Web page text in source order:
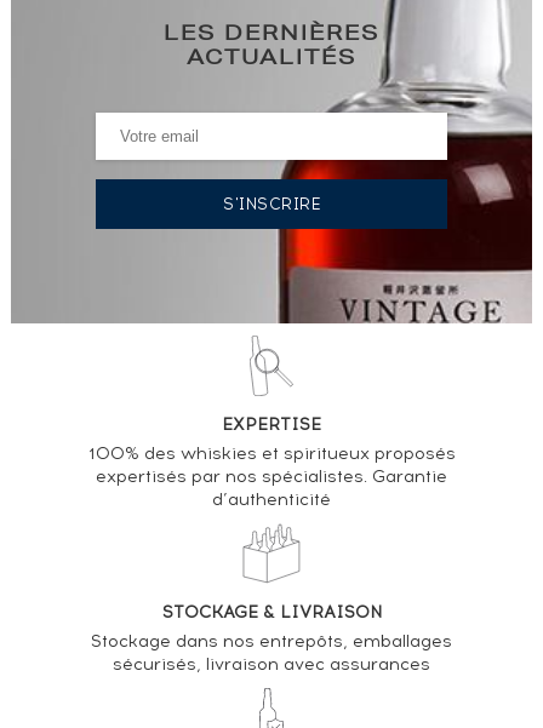
LES DERNIÈRES
ACTUALITÉS
EXPERTISE
100% des whiskies et spiritueux proposés
expertisés par nos spécialistes. Garantie
d’authenticité
STOCKAGE & LIVRAISON
Stockage dans nos entrepôts, emballages
sécurisés, livraison avec assurances